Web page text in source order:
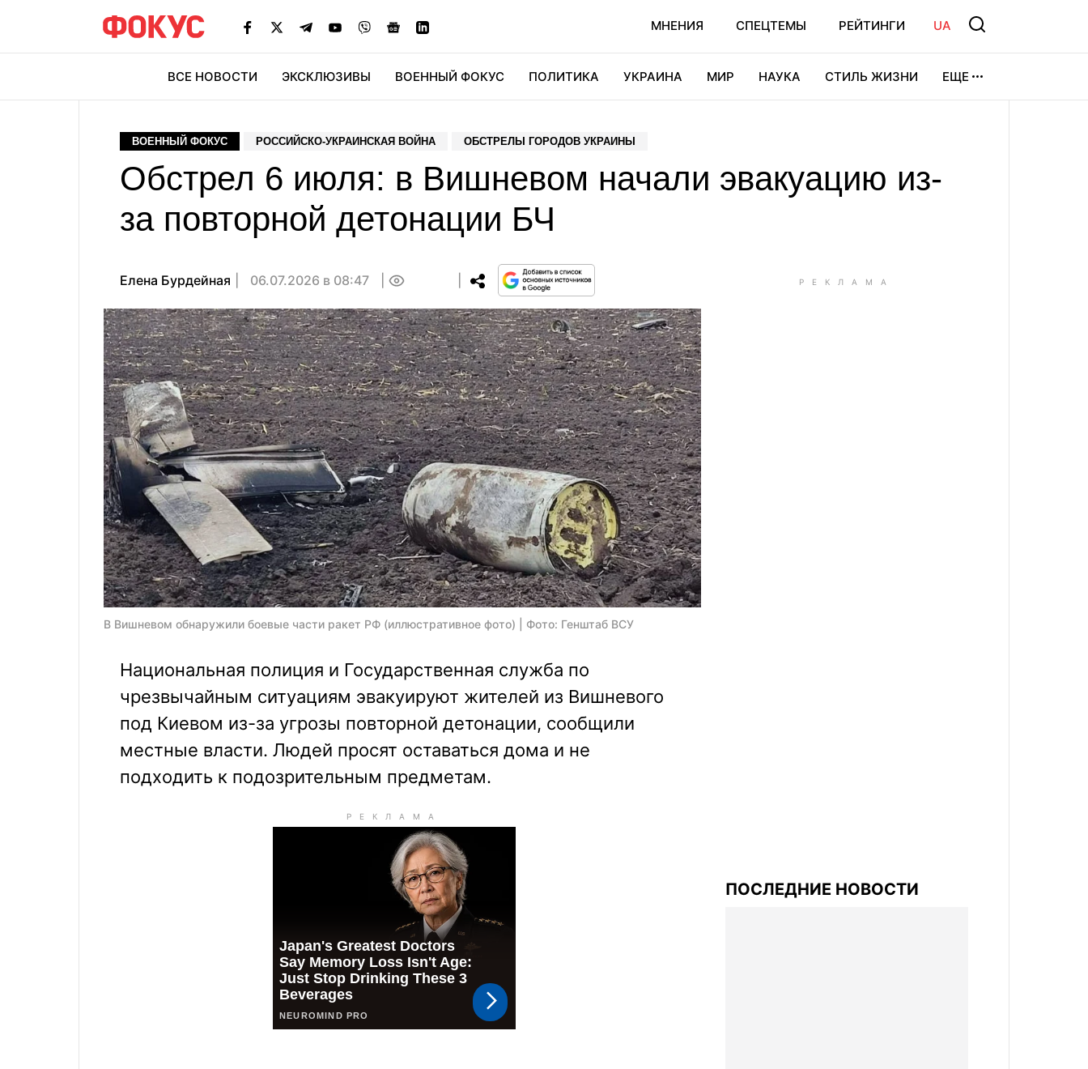
МНЕНИЯ СПЕЦТЕМЫ РЕЙТИНГИ UA
ВСЕ НОВОСТИ ЭКСКЛЮЗИВЫ ВОЕННЫЙ ФОКУС ПОЛИТИКА УКРАИНА МИР НАУКА СТИЛЬ ЖИЗНИ ЕЩЕ
ВОЕННЫЙ ФОКУС РОССИЙСКО-УКРАИНСКАЯ ВОЙНА ОБСТРЕЛЫ ГОРОДОВ УКРАИНЫ
Обстрел 6 июля: в Вишневом начали эвакуацию из-
за повторной детонации БЧ
Елена Бурдейная 06.07.2026 в 08:47
В Вишневом обнаружили боевые части ракет РФ (иллюстративное фото) | Фото: Генштаб ВСУ
Национальная полиция и Государственная служба по
чрезвычайным ситуациям эвакуируют жителей из Вишневого
под Киевом из-за угрозы повторной детонации, сообщили
местные власти. Людей просят оставаться дома и не
подходить к подозрительным предметам.
ПОСЛЕДНИЕ НОВОСТИ